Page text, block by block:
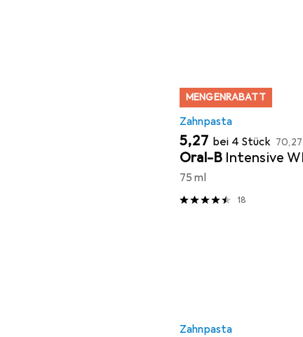
MENGENRABATT
Zahnpasta
EUR
5,27 bei 4 Stück EUR
70,27
Oral-B Intensive
75 ml
18
Zahnpasta